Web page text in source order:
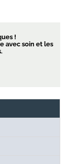
!
avec soin et les